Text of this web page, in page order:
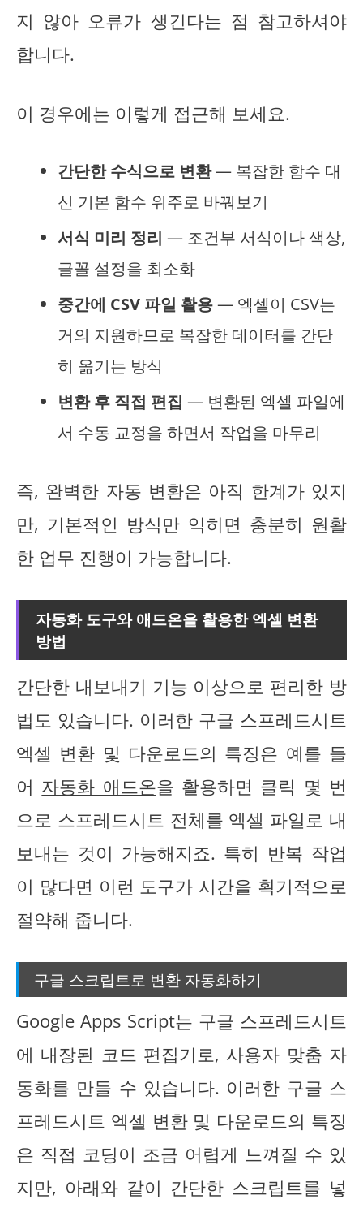
지 않아 오류가 생긴다는 점 참고하셔야
합니다.
이 경우에는 이렇게 접근해 보세요.
간단한 수식으로 변환— 복잡한 함수 대
신 기본 함수 위주로 바꿔보기
서식 미리 정리 — 조건부 서식이나 색상,
글꼴 설정을 최소화
중간에 CSV 파일 활용— 엑셀이 CSV는
거의 지원하므로 복잡한 데이터를 간단
히 옮기는 방식
변환 후 직접 편집 — 변환된 엑셀 파일에
서 수동 교정을 하면서 작업을 마무리
즉, 완벽한 자동 변환은 아직 한계가 있지
만, 기본적인 방식만 익히면 충분히 원활
한 업무 진행이 가능합니다.
자동화 도구와 애드온을 활용한 엑셀 변환
방법
간단한 내보내기 기능 이상으로 편리한 방
법도 있습니다. 이러한 구글 스프레드시트
엑셀 변환 및 다운로드의 특징은 예를 들
어 자동화 애드온을 활용하면 클릭 몇 번
으로 스프레드시트 전체를 엑셀 파일로 내
보내는 것이 가능해지죠. 특히 반복 작업
이 많다면 이런 도구가 시간을 획기적으로
절약해 줍니다.
구글 스크립트로 변환 자동화하기
Google Apps Script는 구글 스프레드시트
에 내장된 코드 편집기로, 사용자 맞춤 자
동화를 만들 수 있습니다. 이러한 구글 스
프레드시트 엑셀 변환 및 다운로드의 특징
은 직접 코딩이 조금 어렵게 느껴질 수 있
지만, 아래와 같이 간단한 스크립트를 넣